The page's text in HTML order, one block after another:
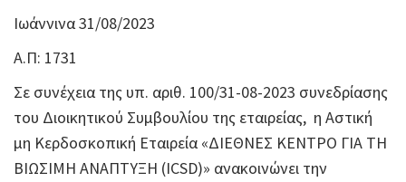
Ιωάννινα 31/08/2023
Α.Π: 1731
Σε συνέχεια της υπ. αριθ. 100/31-08-2023 συνεδρίασης
του Διοικητικού Συμβουλίου της εταιρείας, η Αστική
μη Κερδοσκοπική Εταιρεία «ΔΙΕΘΝΕΣ ΚΕΝΤΡΟ ΓΙΑ ΤΗ
ΒΙΩΣΙΜΗ ΑΝΑΠΤΥΞΗ (ICSD)» ανακοινώνει την